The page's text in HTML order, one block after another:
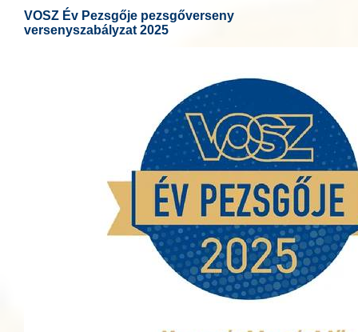
VOSZ Év Pezsgője pezsgőverseny
versenyszabályzat 2025